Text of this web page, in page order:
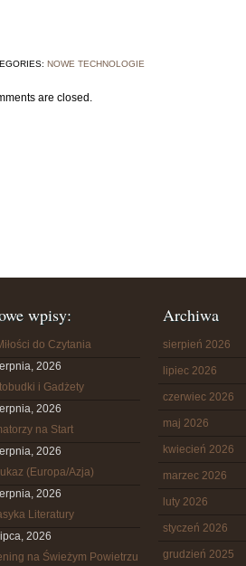
NOWE TECHNOLOGIE
are closed.
wpisy:
do Czytania
2026
i Gadżety
2026
na Start
2026
(Europa/Azja)
2026
Literatury
2026
na Świeżym Powietrzu
Archiwa
sierpień 2026
lipiec 2026
czerwiec 2026
maj 2026
kwiecień 2026
marzec 2026
luty 2026
styczeń 2026
grudzień 2025